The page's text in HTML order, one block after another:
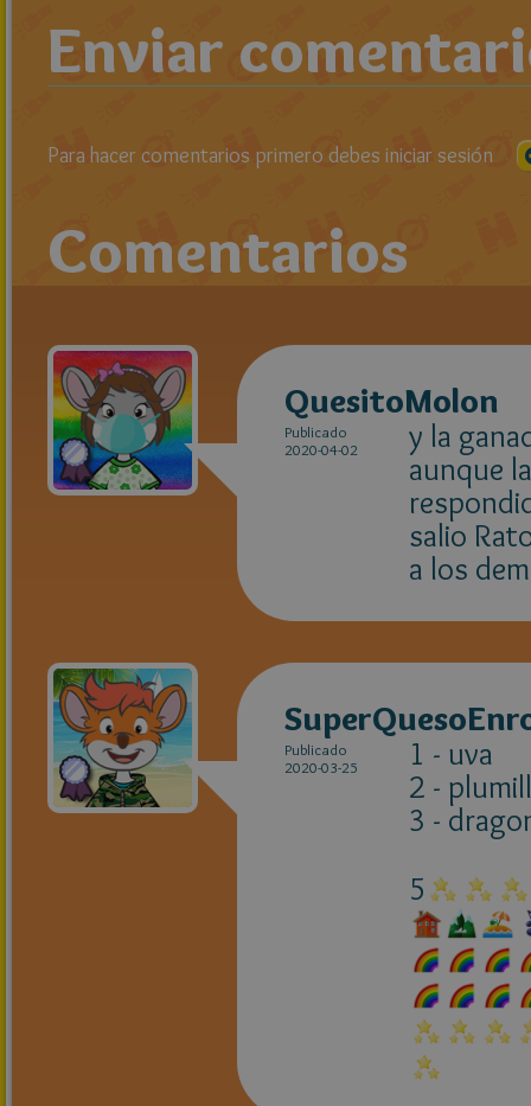
Enviar
Para hacer comentarios primero debes iniciar sesión
Comentarios
QuesitoMolon
Publicado
2020-04-02
y la
aunque
salio
a los
Publicado
2020-03-25
1 - uva
2 -
3 -
5